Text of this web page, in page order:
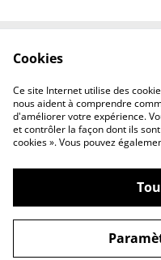
Politique de
confidentialité
©2026Tout Qu'en Bois
Cookies
Ce site Internet utilise des
nous aident à comprendre
d'améliorer votre expérience.
et contrôler la façon dont ils
cookies ». Vous pouvez